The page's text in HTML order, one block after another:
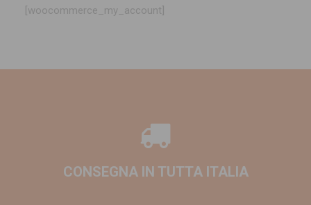
[woocommerce_my_account]
CONSEGNA IN TUTTA ITALIA